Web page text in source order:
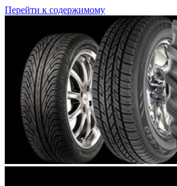
Перейти к содержимому